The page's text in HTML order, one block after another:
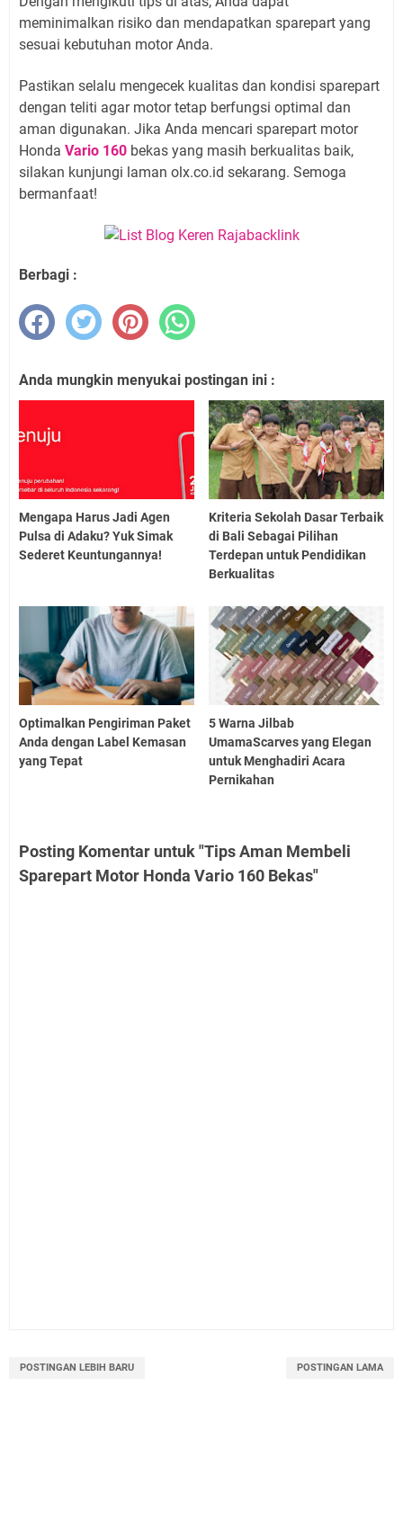
meminimalkan risiko dan mendapatkan sparepart yang
sesuai kebutuhan motor Anda.
Pastikan selalu mengecek kualitas dan kondisi sparepart
dengan teliti agar motor tetap berfungsi optimal dan
aman digunakan. Jika Anda mencari sparepart motor
Honda Vario 160 bekas yang masih berkualitas baik,
silakan kunjungi laman olx.co.id sekarang. Semoga
bermanfaat!
Berbagi :
Anda mungkin menyukai postingan ini :
Mengapa Harus Jadi Agen
Pulsa di Adaku? Yuk Simak
Sederet Keuntungannya!
Kriteria Sekolah Dasar Terbaik
di Bali Sebagai Pilihan
Terdepan untuk Pendidikan
Berkualitas
Optimalkan Pengiriman Paket
Anda dengan Label Kemasan
yang Tepat
5 Warna Jilbab
UmamaScarves yang Elegan
untuk Menghadiri Acara
Pernikahan
Posting Komentar untuk "Tips Aman Membeli
Sparepart Motor Honda Vario 160 Bekas"
POSTINGAN LEBIH BARU POSTINGAN LAMA